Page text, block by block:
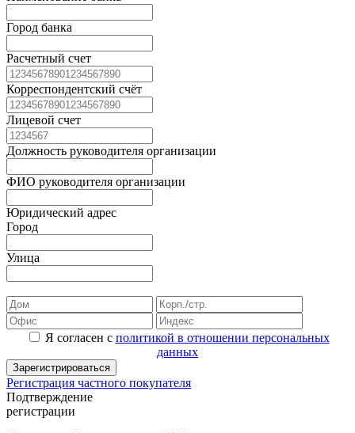
Город банка
Расчетный счет
Корреспондентский счёт
Лицевой счет
Должность руководителя организации
ФИО руководителя организации
Юридический адрес
Город
Улица
Я согласен с политикой в отношении персональных
данных
Зарегистрироваться
Регистрация частного покупателя
Подтверждение
регистрации